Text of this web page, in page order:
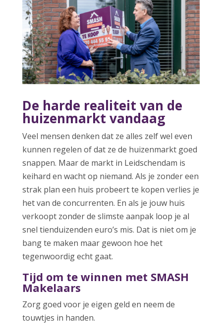
De harde realiteit van de
huizenmarkt vandaag
Veel mensen denken dat ze alles zelf wel even
kunnen regelen of dat ze de huizenmarkt goed
snappen. Maar de markt in Leidschendam is
keihard en wacht op niemand. Als je zonder een
strak plan een huis probeert te kopen verlies je
het van de concurrenten. En als je jouw huis
verkoopt zonder de slimste aanpak loop je al
snel tienduizenden euro’s mis. Dat is niet om je
bang te maken maar gewoon hoe het
tegenwoordig echt gaat.
Tijd om te winnen met SMASH
Makelaars
Zorg goed voor je eigen geld en neem de
touwtjes in handen.